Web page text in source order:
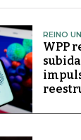
REINO
WPP